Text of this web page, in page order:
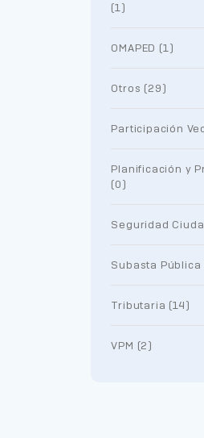
(1)
OMAPED (1)
Otros (29)
Participación
Planificación y
(0)
Seguridad
Subasta Pública
Tributaria (14)
VPM (2)